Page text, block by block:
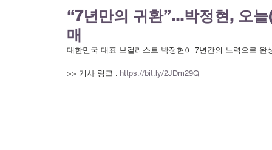
“7년만의 귀환”...박정현, 오
매
대한민국 대표 보컬리스트 박정현이 7년간의 노력으로
>> 기사 링크 : https://bit.ly/2JDm29Q